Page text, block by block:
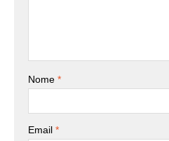
Nome *
Email *